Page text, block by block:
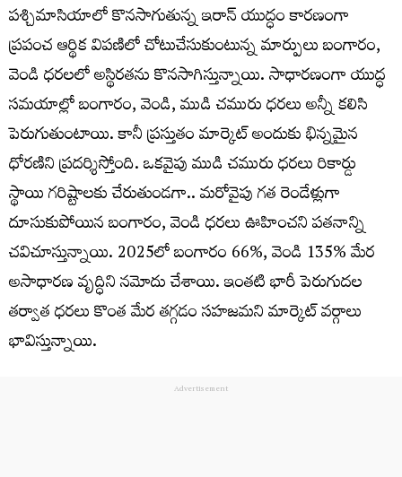
పశ్చిమాసియాలో కొనసాగుతున్న ఇరాన్ యుద్ధం కారణంగా
ప్రపంచ ఆర్థిక విపణిలో చోటుచేసుకుంటున్న మార్పులు బంగారం,
వెండి ధరలలో అస్థిరతను కొనసాగిస్తున్నాయి. సాధారణంగా యుద్ధ
సమయాల్లో బంగారం, వెండి, ముడి చమురు ధరలు అన్నీ కలిసి
పెరుగుతుంటాయి. కానీ ప్రస్తుతం మార్కెట్ అందుకు భిన్నమైన
ధోరణిని ప్రదర్శిస్తోంది. ఒకవైపు ముడి చమురు ధరలు రికార్డు
స్థాయి గరిష్టాలకు చేరుతుండగా.. మరోవైపు గత రెండేళ్లుగా
దూసుకుపోయిన బంగారం, వెండి ధరలు ఊహించని పతనాన్ని
చవిచూస్తున్నాయి. 2025లో బంగారం 66%, వెండి 135% మేర
అసాధారణ వృద్ధిని నమోదు చేశాయి. ఇంతటి భారీ పెరుగుదల
తర్వాత ధరలు కొంత మేర తగ్గడం సహజమని మార్కెట్ వర్గాలు
భావిస్తున్నాయి.